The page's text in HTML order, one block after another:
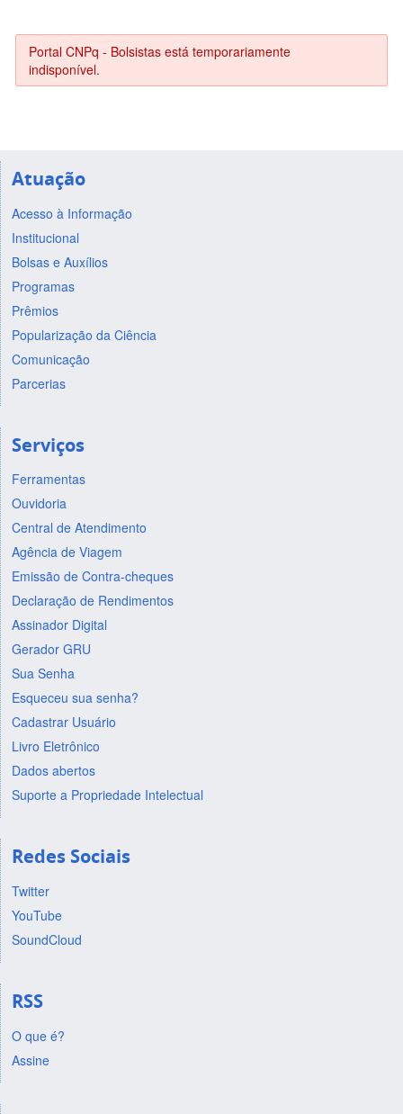
Portal CNPq - Bolsistas está temporariamente
indisponível.
Atuação
Acesso à Informação
Institucional
Bolsas e Auxílios
Programas
Prêmios
Popularização da Ciência
Comunicação
Parcerias
Serviços
Ferramentas
Ouvidoria
Central de Atendimento
Agência de Viagem
Emissão de Contra-cheques
Declaração de Rendimentos
Assinador Digital
Gerador GRU
Sua Senha
Esqueceu sua senha?
Cadastrar Usuário
Livro Eletrônico
Dados abertos
Suporte a Propriedade Intelectual
Redes Sociais
Twitter
YouTube
SoundCloud
RSS
O que é?
Assine